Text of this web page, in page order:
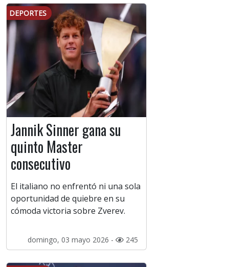
DEPORTES
Jannik Sinner gana su
quinto Master
consecutivo
El italiano no enfrentó ni una sola
oportunidad de quiebre en su
cómoda victoria sobre Zverev.
domingo, 03 mayo 2026 - 245